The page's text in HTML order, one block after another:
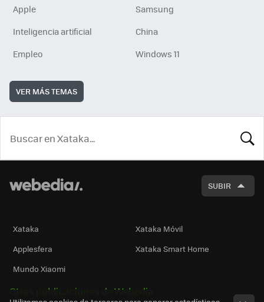
Apple
Samsung
Inteligencia artificial
China
Empleo
Windows 11
VER MÁS TEMAS
SUBIR
Xataka
Xataka Móvil
Applesfera
Xataka Smart Home
Mundo Xiaomi
Otras publicaciones de Webedia